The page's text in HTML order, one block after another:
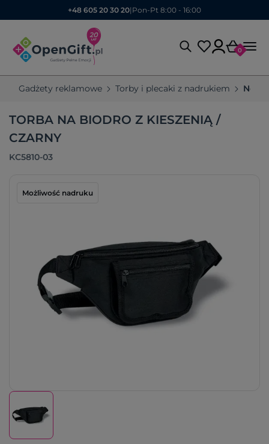
+48 605 20 30 20| Pon-Pt 8:00 - 16:00
0
Gadżety reklamowe Torby i plecaki z nadrukiem
TORBA NA BIODRO Z KIESZENIĄ /
CZARNY
KC5810-03
Możliwość nadruku